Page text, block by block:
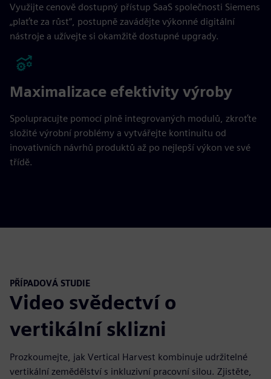
Využijte cenově dostupný přístup SaaS společnosti Siemens
„plaťte za růst“, postupně zavádějte výkonné digitální
nástroje a užívejte si okamžitě dostupné upgrady.
Maximalizace efektivity výroby
Spolupracujte pomocí plně integrovaných modulů, zkroťte
složité výrobní problémy a vytvářejte kontinuitu od
inovativních návrhů produktů až po nejlepší výkon ve své
třídě.
PŘÍPADOVÁ STUDIE
Video svědectví o
vertikální sklizni
Prozkoumejte, jak Vertical Harvest kombinuje udržitelné
vertikální zemědělství s inkluzivní pracovní silou. Zjistěte,